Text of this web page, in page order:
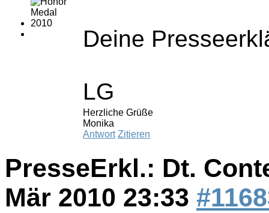
Deine
LG
Herzliche Grüße
Monika
Antwort Zitieren
PresseErkl.: Dt.
Mär 2010 23:33